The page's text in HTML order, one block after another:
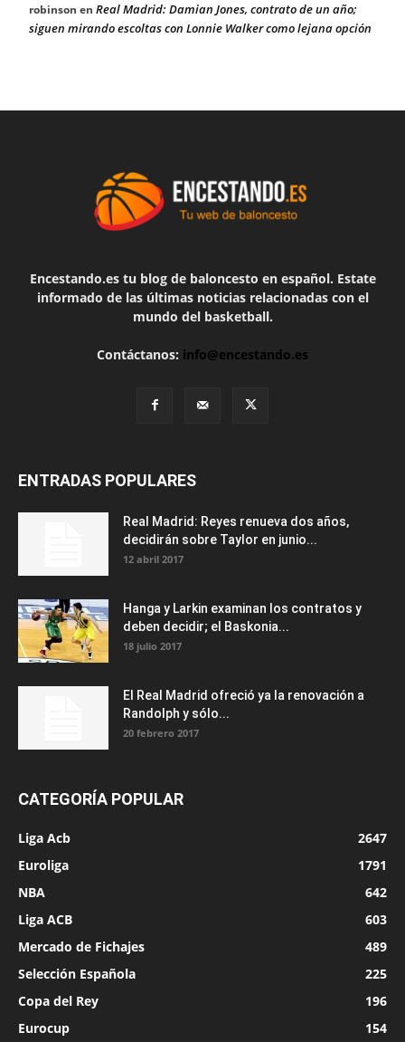
robinson en Real Madrid: Damian Jones, contrato de un año;
siguen mirando escoltas con Lonnie Walker como lejana opción
Encestando.es tu blog de baloncesto en español. Estate
informado de las últimas noticias relacionadas con el
mundo del basketball.
Contáctanos: info@encestando.es
ENTRADAS POPULARES
Real Madrid: Reyes renueva dos años,
decidirán sobre Taylor en junio...
12 abril 2017
Hanga y Larkin examinan los contratos y
deben decidir; el Baskonia...
18 julio 2017
El Real Madrid ofreció ya la renovación a
Randolph y sólo...
20 febrero 2017
CATEGORÍA POPULAR
Liga Acb
2647
Euroliga
1791
NBA
642
Liga ACB
603
Mercado de Fichajes
489
Selección Española
225
Copa del Rey
196
Eurocup
154